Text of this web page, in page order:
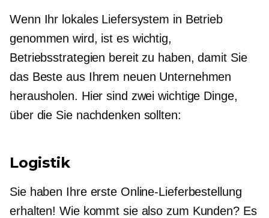
Wenn Ihr lokales Liefersystem in Betrieb
genommen wird, ist es wichtig,
Betriebsstrategien bereit zu haben, damit Sie
das Beste aus Ihrem neuen Unternehmen
herausholen. Hier sind zwei wichtige Dinge,
über die Sie nachdenken sollten:
Logistik
Sie haben Ihre erste Online-Lieferbestellung
erhalten! Wie kommt sie also zum Kunden? Es